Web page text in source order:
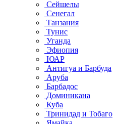
Сейшелы
Сенегал
Танзания
Тунис
Уганда
Эфиопия
ЮАР
Антигуа и Барбуда
Аруба
Барбадос
Доминикана
Куба
Тринидад и Тобаго